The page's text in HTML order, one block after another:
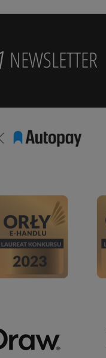
NEWSLETTER